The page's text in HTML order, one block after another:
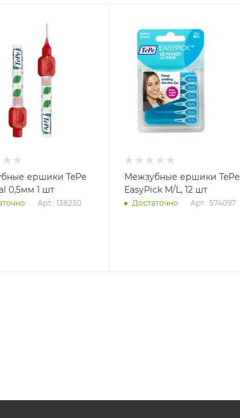
ершики TePe
0,5мм 1 шт
Арт.: 138230
Межзубные ершики TePe
EasyPick M/L, 12 шт
Достаточно Арт.: 574097